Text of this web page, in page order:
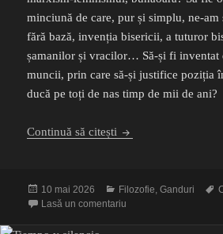
minciună de care, pur și simplu, ne-am
fără bază, invenția bisericii, a tuturor
șamanilor și vracilor… Să-și fi
muncii, prin care să-și justifice poziția
ducă pe toți de nas timp de mii de ani?
Continuă să citești S-a demodat sufletul
Publicat
pe
10 mai 2026 Categorii
Filozofie,Ganduri
Lasă un comentariu